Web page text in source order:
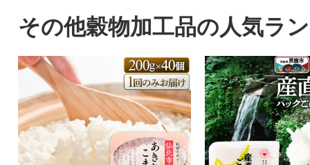
その他穀物加工品の人気ラ